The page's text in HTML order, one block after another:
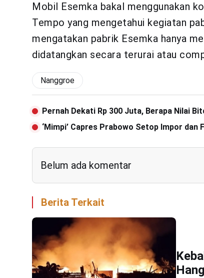
Mobil Esemka bakal menggunakan
Tempo yang mengetahui kegiatan
mengatakan pabrik Esemka hanya
didatangkan secara terurai atau
Nanggroe
Pernah Dekati Rp 300 Juta, Berapa Nilai
‘Mimpi’ Capres Prabowo Setop Impor dan
Belum ada komentar
Berita Terkait